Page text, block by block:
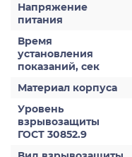
Напряжение
питания
Время
установления
показаний, сек
Материал корпуса
Уровень
взрывозащиты
ГОСТ 30852.9